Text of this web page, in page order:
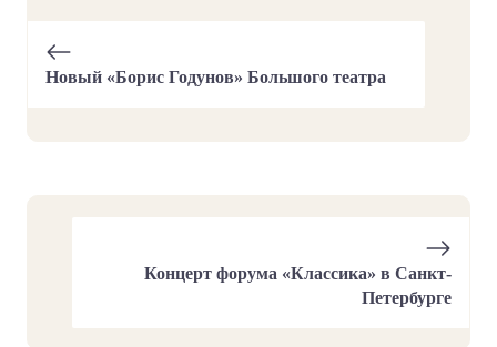
Новый «Борис Годунов» Большого театра
Концерт форума «Классика» в Санкт-
Петербурге